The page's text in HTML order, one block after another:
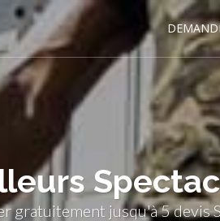
gratuitement jusqu'à 5 devis